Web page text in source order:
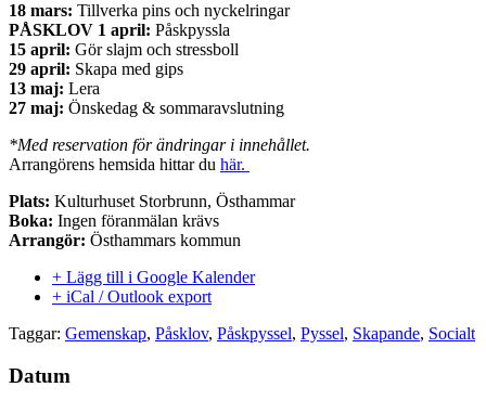
18 mars: Tillverka pins och nyckelringar
PÅSKLOV 1 april: Påskpyssla
15 april: Gör slajm och stressboll
29 april: Skapa med gips
13 maj: Lera
27 maj: Önskedag & sommaravslutning
*Med reservation för ändringar i innehållet.
Arrangörens hemsida hittar du här.
Plats: Kulturhuset Storbrunn, Östhammar
Boka: Ingen föranmälan krävs
Arrangör: Östhammars kommun
+ Lägg till i Google Kalender
+ iCal / Outlook export
Taggar: Gemenskap, Påsklov, Påskpyssel, Pyssel, Skapande, Socialt
Datum